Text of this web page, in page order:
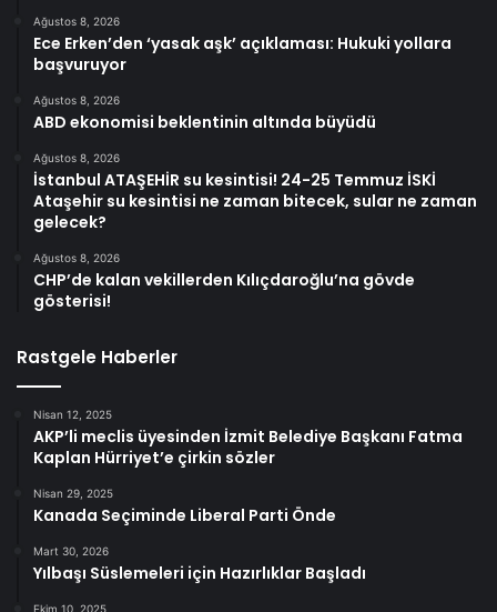
Ağustos 8, 2026
Ece Erken’den ‘yasak aşk’ açıklaması: Hukuki yollara
başvuruyor
Ağustos 8, 2026
ABD ekonomisi beklentinin altında büyüdü
Ağustos 8, 2026
İstanbul ATAŞEHİR su kesintisi! 24-25 Temmuz İSKİ
Ataşehir su kesintisi ne zaman bitecek, sular ne zaman
gelecek?
Ağustos 8, 2026
CHP’de kalan vekillerden Kılıçdaroğlu’na gövde
gösterisi!
Rastgele Haberler
Nisan 12, 2025
AKP’li meclis üyesinden İzmit Belediye Başkanı Fatma
Kaplan Hürriyet’e çirkin sözler
Nisan 29, 2025
Kanada Seçiminde Liberal Parti Önde
Mart 30, 2026
Yılbaşı Süslemeleri için Hazırlıklar Başladı
Ekim 10, 2025